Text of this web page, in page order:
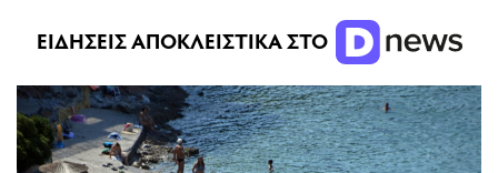
ΕΙΔΗΣΕΙΣ ΑΠΟΚΛΕΙΣΤΙΚΑ ΣΤΟ